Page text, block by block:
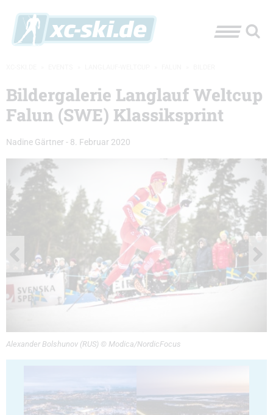
Bildergalerie Langlauf Weltcup
Falun (SWE) Klassiksprint
Nadine Gärtner - 8. Februar 2020
Alexander Bolshunov (RUS) © Modica/NordicFocus